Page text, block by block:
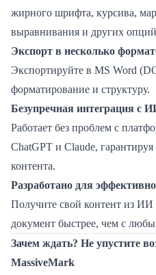
жирного шрифта, курсива,
выравнивания и других
Экспорт в несколько
Экспортируйте в MS Word
форматирование и структуру.
Безупречная интеграция с
Работает без проблем с
ChatGPT и Claude,
контента.
Разработано для
Получите свой контент из
документ быстрее, чем с
Зачем ждать? Не упустите
MassiveMark